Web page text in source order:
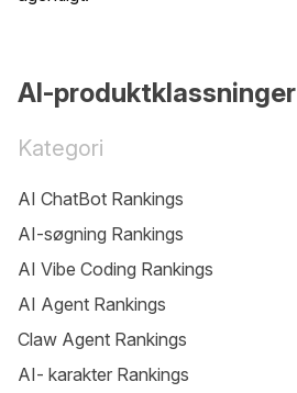
AI-produktklassninger
Kategori
AI ChatBot Rankings
AI-søgning Rankings
AI Vibe Coding Rankings
AI Agent Rankings
Claw Agent Rankings
AI- karakter Rankings